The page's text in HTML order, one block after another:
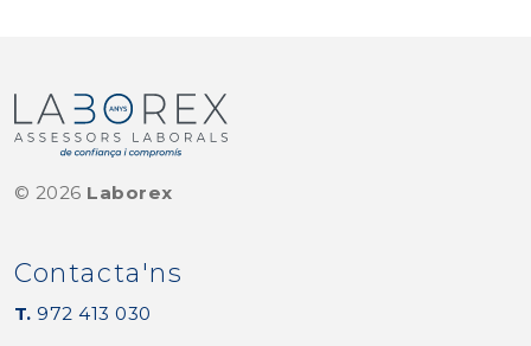
© 2026 Laborex
Contacta'ns
T.972 413 030